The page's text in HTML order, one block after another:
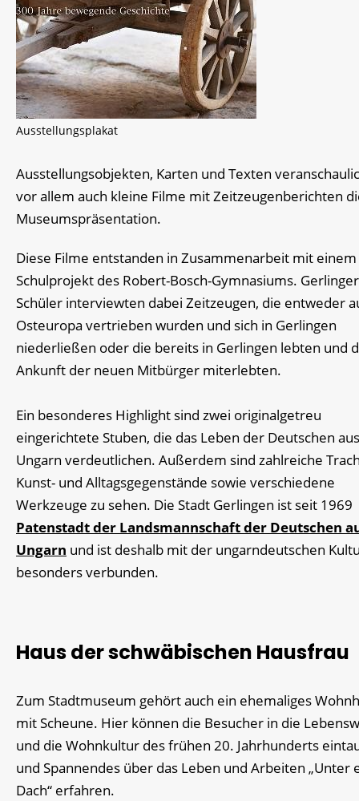
Ausstellungsplakat
Ausstellungsobjekten, Karten und Texten
vor allem auch kleine Filme mit Zeitzeugenberichten
Museumspräsentation.
Diese Filme entstanden in Zusammenarbeit mit einem
Schulprojekt des Robert-Bosch-Gymnasiums. Gerlinger
Schüler interviewten dabei Zeitzeugen, die entweder
Osteuropa vertrieben wurden und sich in Gerlingen
niederließen oder die bereits in Gerlingen lebten und
Ankunft der neuen Mitbürger miterlebten.
Ein besonderes Highlight sind zwei originalgetreu
eingerichtete Stuben, die das Leben der Deutschen aus
Ungarn verdeutlichen. Außerdem sind zahlreiche
Kunst- und Alltagsgegenstände sowie verschiedene
Werkzeuge zu sehen. Die Stadt Gerlingen ist seit 1969
Patenstadt der Landsmannschaft der Deutschen
Ungarn und ist deshalb mit der ungarndeutschen
besonders verbunden.
Haus der schwäbischen Hausfrau
Zum Stadtmuseum gehört auch ein ehemaliges
mit Scheune. Hier können die Besucher in die
und die Wohnkultur des frühen 20. Jahrhunderts
und Spannendes über das Leben und Arbeiten „Unter
Dach“ erfahren.